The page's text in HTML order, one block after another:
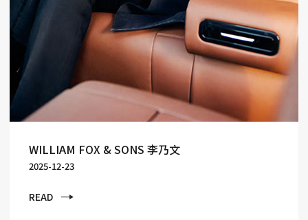
WILLIAM FOX & SONS 李乃文
2025-12-23
READ